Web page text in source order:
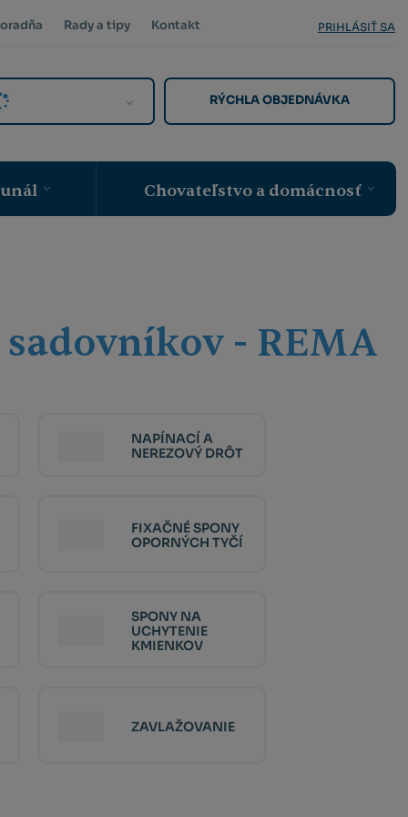
Rady a tipy Kontakt PRIHLÁSIŤ SA
RÝCHLA OBJEDNÁVKA
Chovateľstvo a domácnosť
- REMA
NAPÍNACÍ A
NEREZOVÝ DRÔT
FIXAČNÉ SPONY
OPORNÝCH TYČÍ
SPONY NA
UCHYTENIE
KMIENKOV
ZAVLAŽOVANIE